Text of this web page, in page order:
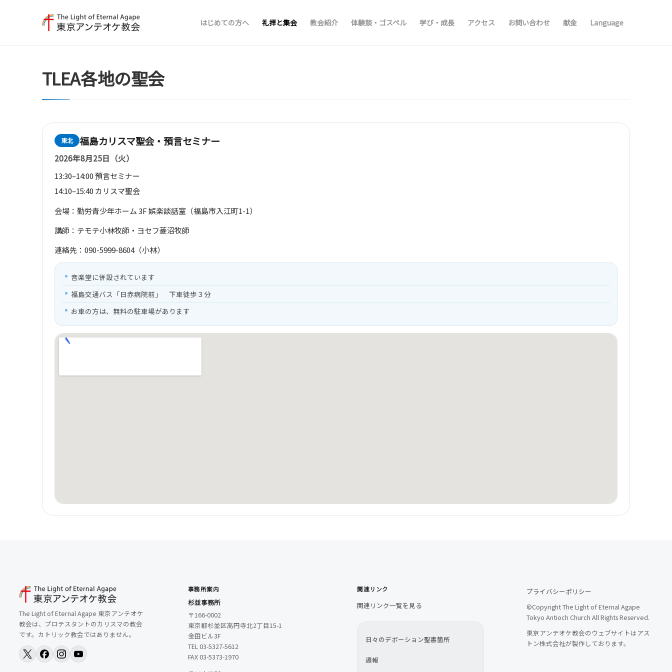
はじめての方へ 礼拝と集会 教会紹介 体験談・ゴスペル 学び・成長 アクセス お問い合わせ 献金 Language
TLEA各地の聖会
東北 福島カリスマ聖会・預言セミナー
2026年8月25日（火）
13:30–14:00 預言セミナー
14:10–15:40 カリスマ聖会
会場：勤労青少年ホーム 3F 娯楽談話室（福島市入江町1-1）
講師：テモテ小林牧師・ヨセフ菱沼牧師
連絡先：090-5999-8604（小林）
音楽堂に併設されています
福島交通バス「日赤病院前」 下車徒歩３分
お車の方は、無料の駐車場があります
The Light of Eternal Agape 東京アンテオケ
教会は、プロテスタントのカリスマの教会
です。カトリック教会ではありません。
事務所案内
杉並事務所
〒166-0002
東京都杉並区高円寺北2丁目15-1
金田ビル3F
TEL 03-5327-5612
FAX 03-5373-1970
関連リンク
関連リンク一覧を見る
日々のデボーション聖書箇所
週報
プライバシーポリシー
©Copyright The Light of Eternal Agape
Tokyo Antioch Church All Rights Reserved.
東京アンテオケ教会のウェブサイトはアス
トン株式会社が製作しております。